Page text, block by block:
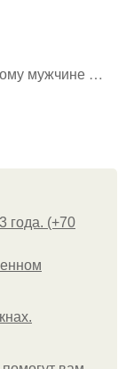
мужчине …
года. (+70